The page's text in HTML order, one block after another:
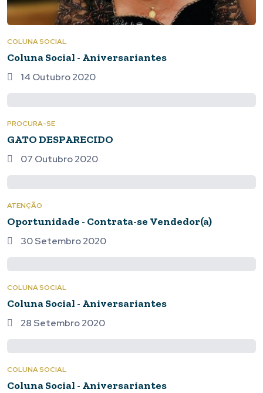
COLUNA SOCIAL
Coluna Social - Aniversariantes
14 Outubro 2020
PROCURA-SE
GATO DESPARECIDO
07 Outubro 2020
ATENÇÃO
Oportunidade - Contrata-se Vendedor(a)
30 Setembro 2020
COLUNA SOCIAL
Coluna Social - Aniversariantes
28 Setembro 2020
COLUNA SOCIAL
Coluna Social - Aniversariantes